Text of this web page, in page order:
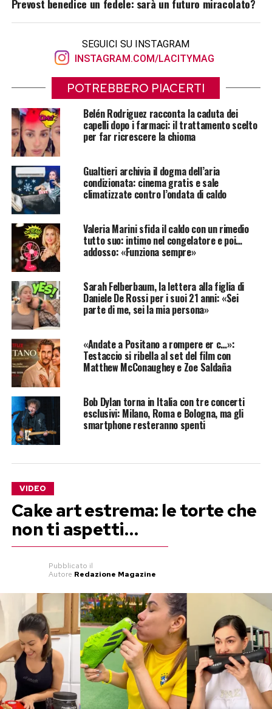
Prevost benedice un fedele: sarà un futuro miracolato?
SEGUICI SU INSTAGRAM
INSTAGRAM.COM/LACITYMAG
POTREBBERO PIACERTI
Belén Rodriguez racconta la caduta dei
capelli dopo i farmaci: il trattamento scelto
per far ricrescere la chioma
Gualtieri archivia il dogma dell’aria
condizionata: cinema gratis e sale
climatizzate contro l’ondata di caldo
Valeria Marini sfida il caldo con un rimedio
tutto suo: intimo nel congelatore e poi…
addosso: «Funziona sempre»
Sarah Felberbaum, la lettera alla figlia di
Daniele De Rossi per i suoi 21 anni: «Sei
parte di me, sei la mia persona»
«Andate a Positano a rompere er c…»:
Testaccio si ribella al set del film con
Matthew McConaughey e Zoe Saldaña
Bob Dylan torna in Italia con tre concerti
esclusivi: Milano, Roma e Bologna, ma gli
smartphone resteranno spenti
VIDEO
Cake art estrema: le torte che
non ti aspetti…
Pubblicato il
Autore Redazione Magazine